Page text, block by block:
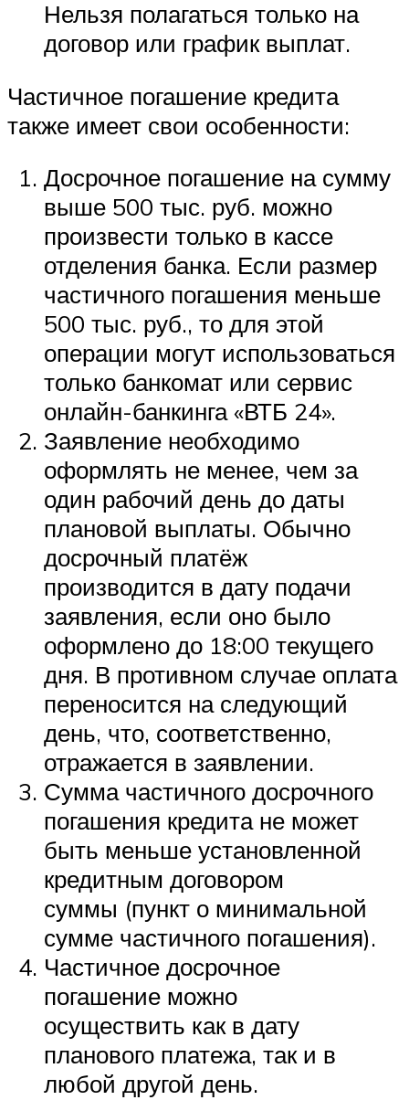
Нельзя полагаться только на
договор или график выплат.
Частичное погашение кредита
также имеет свои особенности:
Досрочное погашение на сумму
выше 500 тыс. руб. можно
произвести только в кассе
отделения банка. Если размер
частичного погашения меньше
500 тыс. руб., то для этой
операции могут использоваться
только банкомат или сервис
онлайн-банкинга «ВТБ 24».
Заявление необходимо
оформлять не менее, чем за
один рабочий день до даты
плановой выплаты. Обычно
досрочный платёж
производится в дату подачи
заявления, если оно было
оформлено до 18:00 текущего
дня. В противном случае оплата
переносится на следующий
день, что, соответственно,
отражается в заявлении.
Сумма частичного досрочного
погашения кредита не может
быть меньше установленной
кредитным договором
суммы (пункт о минимальной
сумме частичного погашения).
Частичное досрочное
погашение можно
осуществить как в дату
планового платежа, так и в
любой другой день.